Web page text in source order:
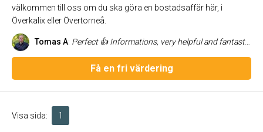
välkommen till oss om du ska göra en bostadsaffär här, i
Överkalix eller Övertorneå.
Tomas A: Perfect 👍 Informations, very helpful and fantastic kindly. She loves her work and do a very good job. If you want to buy a house and trust someone, go to Anna-Kristina.
Få en fri värdering
Visa sida: 1